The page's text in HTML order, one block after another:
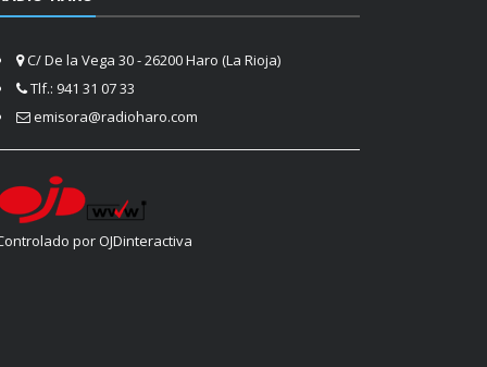
C/ De la Vega 30 - 26200 Haro (La Rioja)
Tlf.: 941 31 07 33
emisora@radioharo.com
por OJDinteractiva